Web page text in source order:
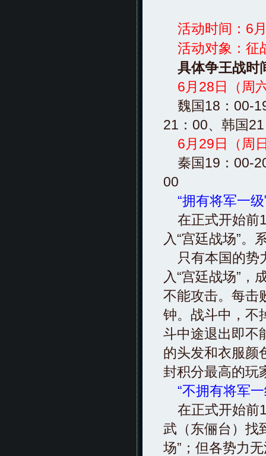
活动时间：6
活动对象：
具体争王战时
6月28日（周
魏国18：00-
21：00、韩国
6月29日（周
秦国19：00-
00
“拥有将军一
在正式开始前
入“宫廷战场”。
只有本国的势
入“宫廷战场”，
不能攻击。每击
钟。战斗中，不
斗中途退出即不
的头发和衣服颜
封积分最高的玩
“不拥有将军
在正式开始前
武（东俪台）找
场”；但各势力